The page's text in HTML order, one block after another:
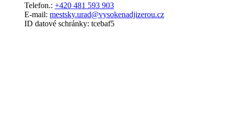
Telefon.: +420 481 593 903
E-mail: mestsky.urad@vysokenadjizerou.cz
ID datové schránky: tcebaf5